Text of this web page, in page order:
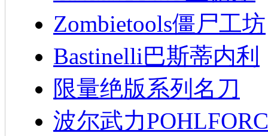
Zombietools僵尸工坊
Bastinelli巴斯蒂内利
限量绝版系列名刀
波尔武力